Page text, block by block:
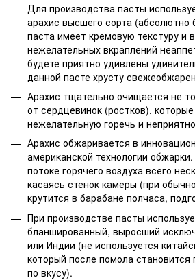
Для производства пасты
арахис высшего сорта (абсолютно
паста имеет кремовую текстуру и
нежелательных вкраплений
будете приятно удивлены
данной пасте хрусту
Арахис тщательно очищается не
от сердцевинок (ростков),
нежелательную горечь и
Арахис обжаривается в
американской технологии
потоке горячего воздуха всего
касаясь стенок камеры (при
крутится в барабане полчаса,
При производстве пасты
бланшированный, выросший
или Индии (не используется
который после помола
по вкусу).